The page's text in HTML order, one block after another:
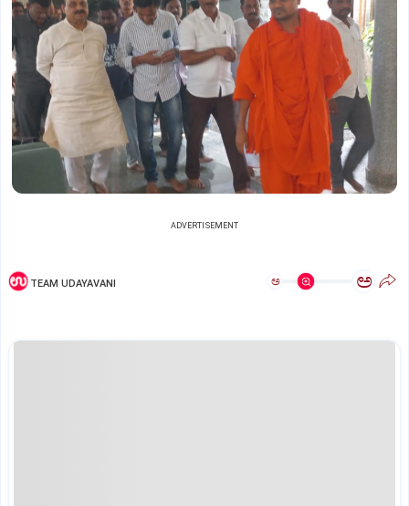
ADVERTISEMENT
TEAM UDAYAVANI ಅ ಅ